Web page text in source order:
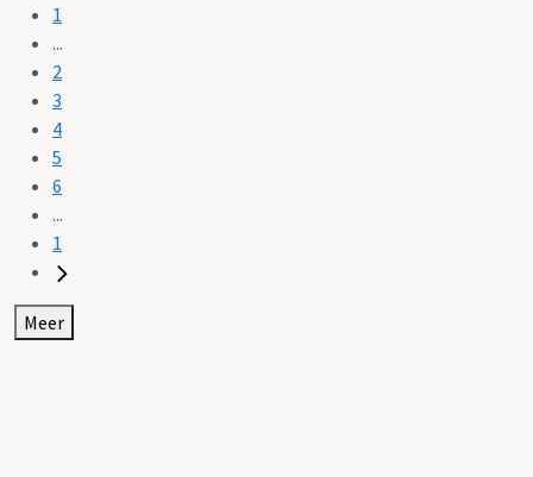
1
...
2
3
4
5
6
...
1
Meer